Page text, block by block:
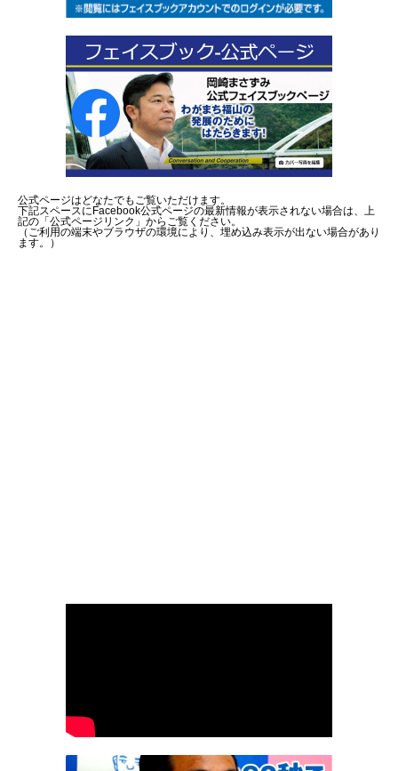
公式ページはどなたでもご覧いただけます。
下記スペースにFacebook公式ページの最新情報が表示されない場合は、上
記の「公式ページリンク」からご覧ください。
（ご利用の端末やブラウザの環境により、埋め込み表示が出ない場合があり
ます。）